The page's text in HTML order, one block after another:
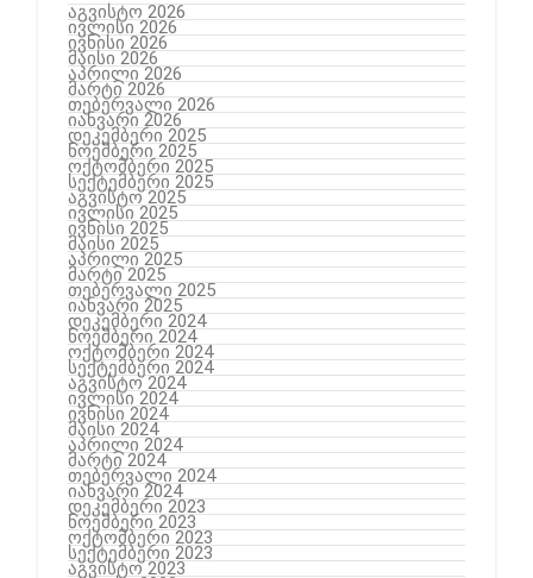
აგვისტო 2026
ივლისი 2026
ივნისი 2026
მაისი 2026
აპრილი 2026
მარტი 2026
თებერვალი 2026
იანვარი 2026
დეკემბერი 2025
ნოემბერი 2025
ოქტომბერი 2025
სექტემბერი 2025
აგვისტო 2025
ივლისი 2025
ივნისი 2025
მაისი 2025
აპრილი 2025
მარტი 2025
თებერვალი 2025
იანვარი 2025
დეკემბერი 2024
ნოემბერი 2024
ოქტომბერი 2024
სექტემბერი 2024
აგვისტო 2024
ივლისი 2024
ივნისი 2024
მაისი 2024
აპრილი 2024
მარტი 2024
თებერვალი 2024
იანვარი 2024
დეკემბერი 2023
ნოემბერი 2023
ოქტომბერი 2023
სექტემბერი 2023
აგვისტო 2023